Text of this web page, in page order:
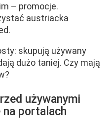
– promocje.
austriacka
skupują używany
dużo taniej. Czy mają
używanymi
na portalach